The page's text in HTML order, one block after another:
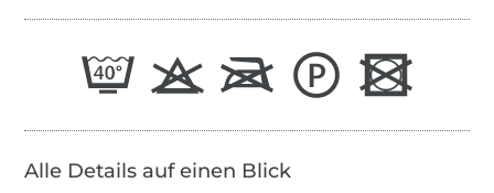
Alle Details auf einen Blick